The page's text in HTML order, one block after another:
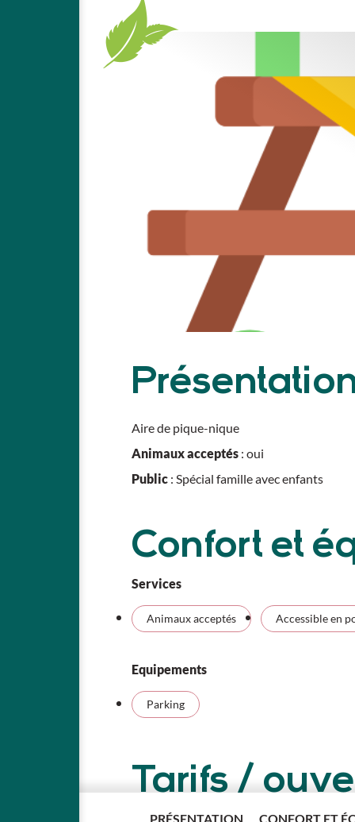
Aire de pique-nique
Animaux acceptés: oui
Public: Spécial famille avec enfants
Confort et
Services
Animaux acceptés Accessible en
Equipements
Parking
Tarifs /
TarifsPRÉSENTATION CONFORT ET